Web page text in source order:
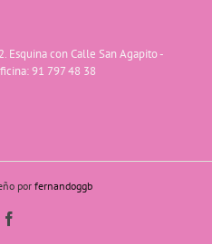
Esquina con Calle San Agapito -
91 797 48 38
por fernandoggb